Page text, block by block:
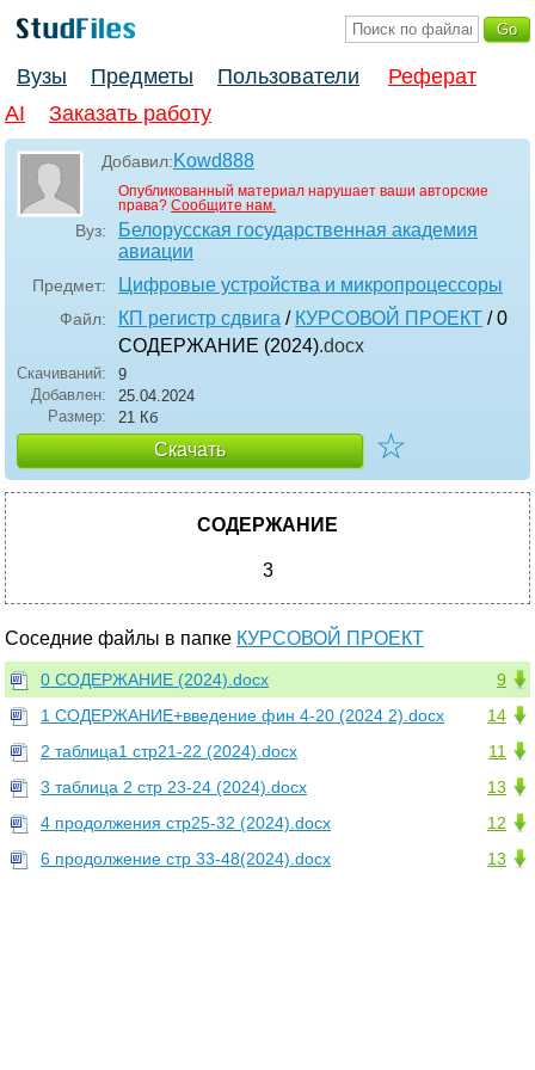
Вузы Предметы Пользователи
Реферат
AI
Заказать работу
Добавил:Kowd888
Опубликованный материал нарушает ваши авторские
права? Сообщите нам.
Вуз:
Белорусская государственная академия
авиации
Предмет: Цифровые устройства и микропроцессоры
Файл: КП регистр сдвига / КУРСОВОЙ ПРОЕКТ / 0
СОДЕРЖАНИЕ (2024).docx
Скачиваний:
9
Добавлен:
25.04.2024
Размер:
21 Кб
Скачать ☆
СОДЕРЖАНИЕ
3
Соседние файлы в папке КУРСОВОЙ ПРОЕКТ
9
0 СОДЕРЖАНИЕ (2024).docx
14
1 СОДЕРЖАНИЕ+введение фин 4-20 (2024 2).docx
11
2 таблица1 стр21-22 (2024).docx
13
3 таблица 2 стр 23-24 (2024).docx
12
4 продолжения стр25-32 (2024).docx
13
6 продолжение стр 33-48(2024).docx